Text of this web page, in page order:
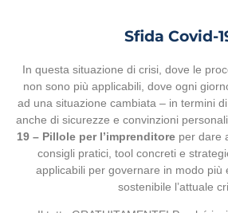
Sfida Covid-
In questa situazione di crisi, dove le
non sono più applicabili, dove ogni
ad una situazione cambiata – in termini
anche di sicurezze e convinzioni
19 – Pillole per l’imprenditoreper dare
consigli pratici, tool concreti e
applicabili per governare in modo più
sostenibile l’attuale